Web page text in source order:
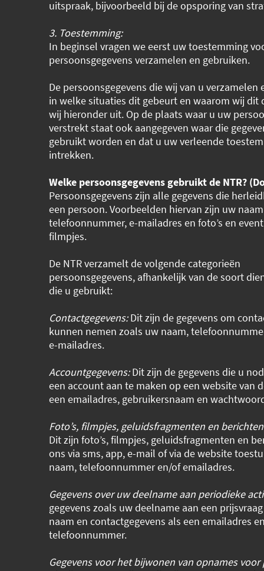
uitspraak, bijvoorbeeld bij de opsporing van
3. Toestemming:
In beginsel vragen we eerst uw toestemming
persoonsgegevens verzamelen en gebruiken.
De persoonsgegevens die wij van u verzamelen
in welke situaties dit gebeurt en waarom wij dit
wij hieronder uit. Op de plaats waar u uw
verstrekt staat ook aangegeven waar die
gebruikt worden en dat u uw verleende
intrekken.
Welke persoonsgegevens gebruikt de NTR?
Persoonsgegevens zijn alle gegevens die
een persoon. Voorbeelden hiervan zijn uw
telefoonnummer, e-mailadres en foto’s en
filmpjes.
De NTR verzamelt de volgende categorieën
persoonsgegevens, afhankelijk van de soort
die u gebruikt:
Contactgegevens:Dit zijn de gegevens om
kunnen nemen zoals uw naam,
e-mailadres.
Accountgegevens:Dit zijn de gegevens die u
een account aan te maken op een website van
een emailadres, gebruikersnaam en
Foto’s, filmpjes, geluidsfragmenten en
Dit zijn foto’s, filmpjes, geluidsfragmenten en
ons via sms, app, e-mail of via de website
naam, telefoonnummer en/of emailadres.
Gegevens over uw deelname aan periodieke
gegevens zoals uw deelname aan een
naam en contactgegevens als een emailadres
telefoonnummer.
Gegevens voor het bijwonen van opnames voor